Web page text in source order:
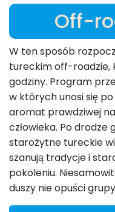
Off-
W ten sposób
tureckim off-
godziny. Program
w których unosi się
aromat prawdziwej
człowieka. Po
starożytne tureckie
szanują tradycje i
pokoleniu.
duszy nie opuści